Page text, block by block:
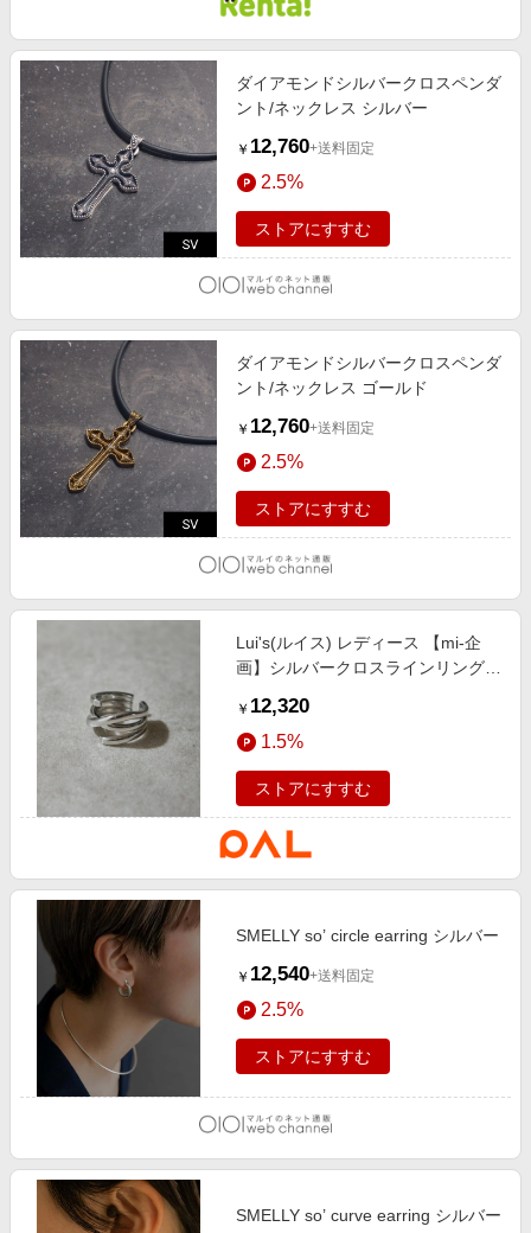
ダイアモンドシルバークロスペンダ
ント/ネックレス シルバー
￥ 12,760+送料固定
2.5%
ストアにすすむ
ダイアモンドシルバークロスペンダ
ント/ネックレス ゴールド
￥ 12,760+送料固定
2.5%
ストアにすすむ
Lui's(ルイス) レディース 【mi-企
画】シルバークロスラインリング
￥ 12,320
1.5%
ストアにすすむ
SMELLY so’ circle earring シルバー
￥ 12,540+送料固定
2.5%
ストアにすすむ
SMELLY so’ curve earring シルバー